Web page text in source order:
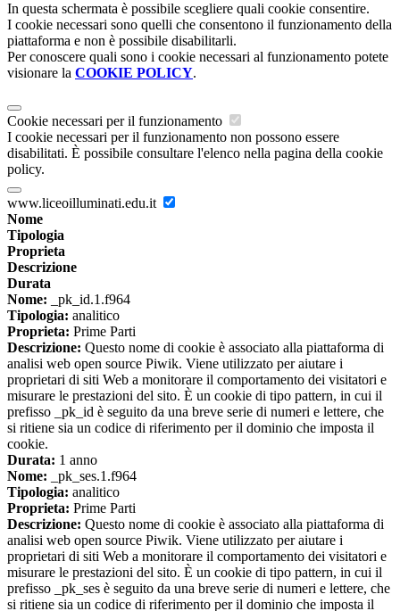
In questa schermata è possibile scegliere quali cookie consentire.
I cookie necessari sono quelli che consentono il funzionamento della
piattaforma e non è possibile disabilitarli.
Per conoscere quali sono i cookie necessari al funzionamento potete
visionare la COOKIE POLICY.
Cookie necessari per il funzionamento
I cookie necessari per il funzionamento non possono essere
disabilitati. È possibile consultare l'elenco nella pagina della cookie
policy.
www.liceoilluminati.edu.it
Nome
Tipologia
Proprieta
Descrizione
Durata
Nome: _pk_id.1.f964
Tipologia: analitico
Proprieta: Prime Parti
Descrizione: Questo nome di cookie è associato alla piattaforma di
analisi web open source Piwik. Viene utilizzato per aiutare i
proprietari di siti Web a monitorare il comportamento dei visitatori e
misurare le prestazioni del sito. È un cookie di tipo pattern, in cui il
prefisso _pk_id è seguito da una breve serie di numeri e lettere, che
si ritiene sia un codice di riferimento per il dominio che imposta il
cookie.
Durata: 1 anno
Nome: _pk_ses.1.f964
Tipologia: analitico
Proprieta: Prime Parti
Descrizione: Questo nome di cookie è associato alla piattaforma di
analisi web open source Piwik. Viene utilizzato per aiutare i
proprietari di siti Web a monitorare il comportamento dei visitatori e
misurare le prestazioni del sito. È un cookie di tipo pattern, in cui il
prefisso _pk_ses è seguito da una breve serie di numeri e lettere, che
si ritiene sia un codice di riferimento per il dominio che imposta il